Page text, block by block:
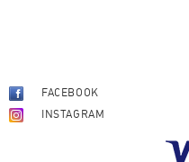
FACEBOOK
INSTAGRAM